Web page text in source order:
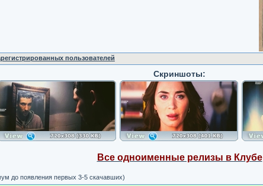
пользователей
Скриншоты:
Все одноименные релизы в Клубе
до появления первых 3-5 скачавших)